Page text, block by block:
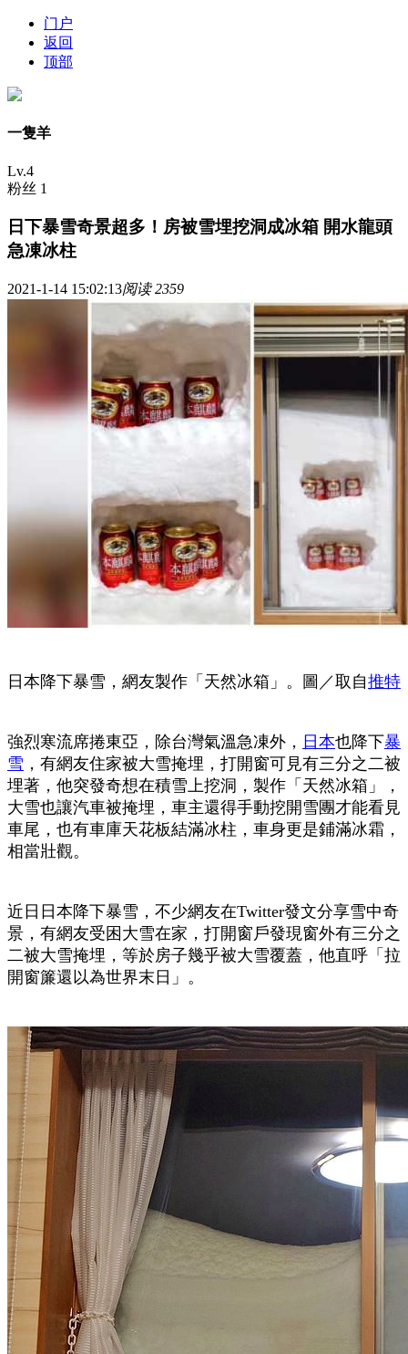
门户
返回
顶部
一隻羊
Lv.4
粉丝 1
日下暴雪奇景超多！房被雪埋挖洞成冰箱 開水龍頭
急凍冰柱
2021-1-14 15:02:13阅读 2359
日本降下暴雪，網友製作「天然冰箱」。圖／取自推特
強烈寒流席捲東亞，除台灣氣溫急凍外， 日本也降下暴
雪 ，有網友住家被大雪掩埋，打開窗可見有三分之二被
埋著，他突發奇想在積雪上挖洞，製作「天然冰箱」，
大雪也讓汽車被掩埋，車主還得手動挖開雪團才能看見
車尾，也有車庫天花板結滿冰柱，車身更是鋪滿冰霜，
相當壯觀。
近日日本降下暴雪，不少網友在Twitter發文分享雪中奇
景，有網友受困大雪在家，打開窗戶發現窗外有三分之
二被大雪掩埋，等於房子幾乎被大雪覆蓋，他直呼「拉
開窗簾還以為世界末日」。